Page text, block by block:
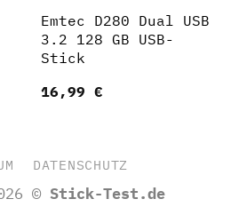
Emtec D280 Dual USB
3.2 128 GB USB-
Stick
16,99 €
DATENSCHUTZ
© Stick-Test.de